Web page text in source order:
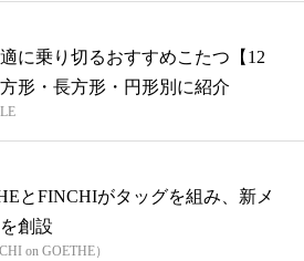
に乗り切るおすすめこたつ【12
形・長方形・円形別に紹介
とFINCHIがタッグを組み、新メ
創設
on GOETHE）